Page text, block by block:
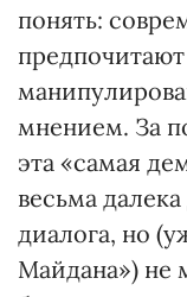
понять:
мнением. За
эта «самая
весьма
диалога, но
Майдана») не